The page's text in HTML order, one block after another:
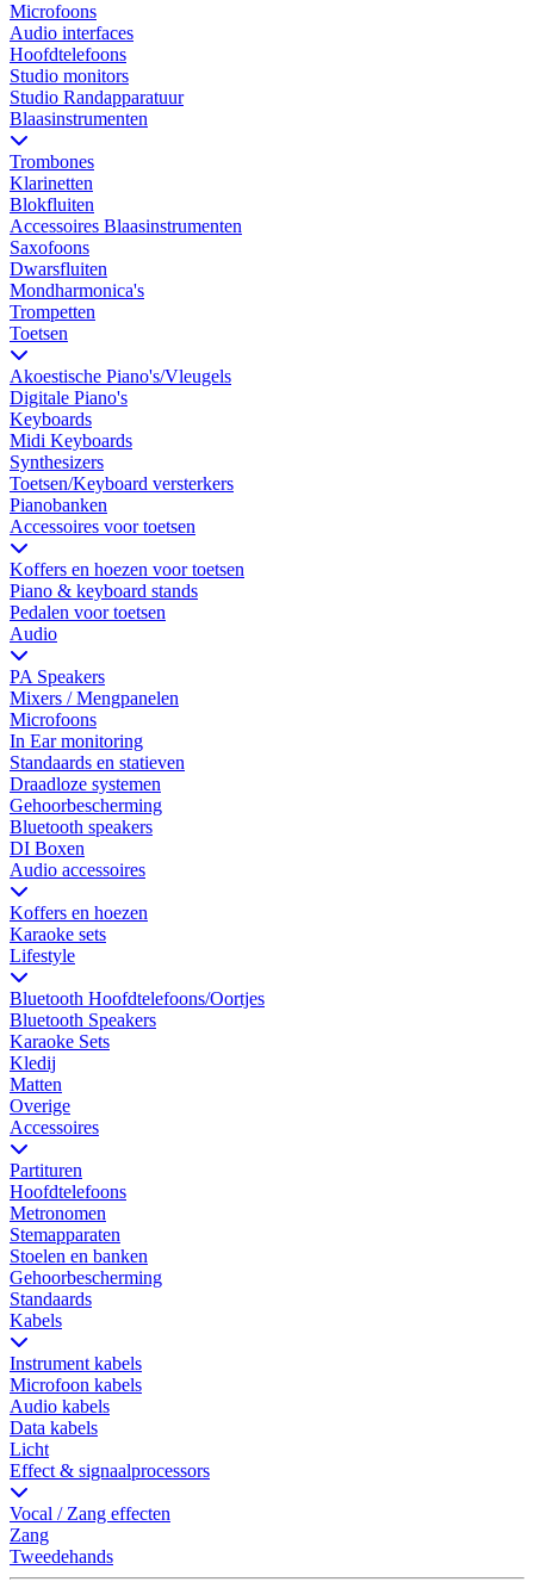
Microfoons
Audio interfaces
Hoofdtelefoons
Studio monitors
Studio Randapparatuur
Blaasinstrumenten
Trombones
Klarinetten
Blokfluiten
Accessoires Blaasinstrumenten
Saxofoons
Dwarsfluiten
Mondharmonica's
Trompetten
Toetsen
Akoestische Piano's/Vleugels
Digitale Piano's
Keyboards
Midi Keyboards
Synthesizers
Toetsen/Keyboard versterkers
Pianobanken
Accessoires voor toetsen
Koffers en hoezen voor toetsen
Piano & keyboard stands
Pedalen voor toetsen
Audio
PA Speakers
Mixers / Mengpanelen
Microfoons
In Ear monitoring
Standaards en statieven
Draadloze systemen
Gehoorbescherming
Bluetooth speakers
DI Boxen
Audio accessoires
Koffers en hoezen
Karaoke sets
Lifestyle
Bluetooth Hoofdtelefoons/Oortjes
Bluetooth Speakers
Karaoke Sets
Kledij
Matten
Overige
Accessoires
Partituren
Hoofdtelefoons
Metronomen
Stemapparaten
Stoelen en banken
Gehoorbescherming
Standaards
Kabels
Instrument kabels
Microfoon kabels
Audio kabels
Data kabels
Licht
Effect & signaalprocessors
Vocal / Zang effecten
Zang
Tweedehands